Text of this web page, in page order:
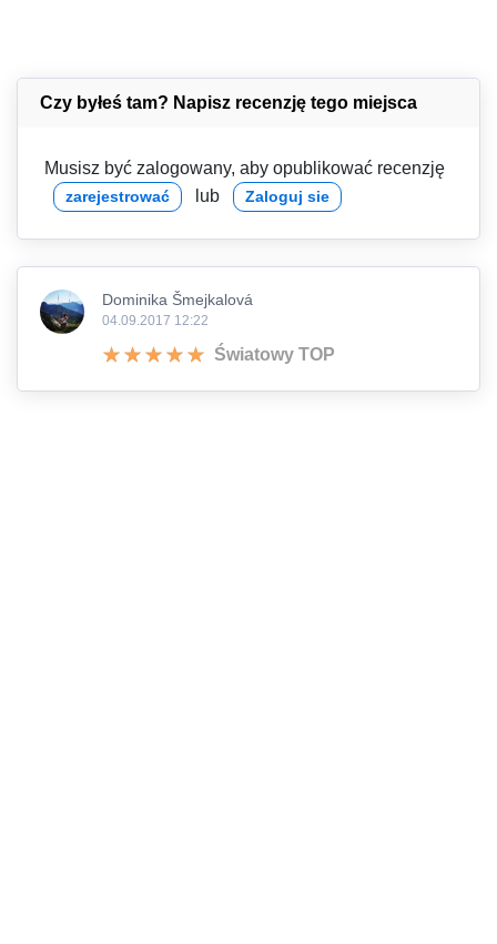
Czy byłeś tam? Napisz recenzję tego miejsca
Musisz być zalogowany, aby opublikować recenzję
zarejestrować lub Zaloguj sie
Dominika Šmejkalová
04.09.2017 12:22
Światowy TOP